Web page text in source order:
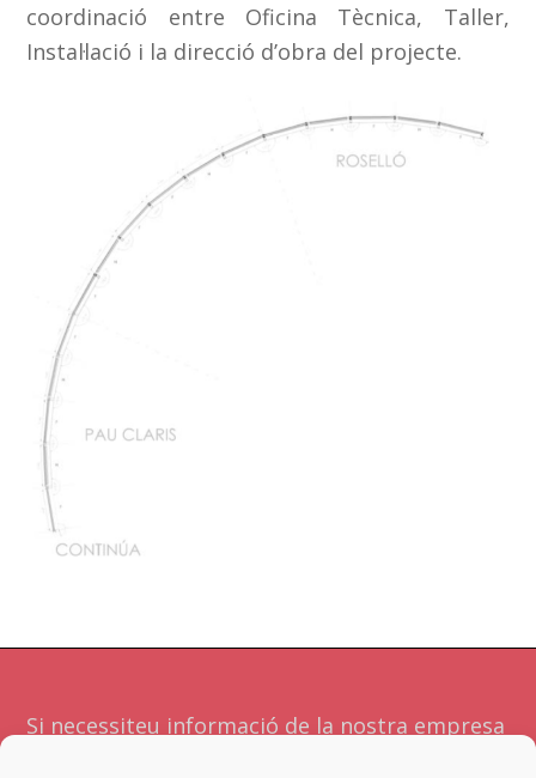
coordinació entre Oficina Tècnica, Taller,
Instal·lació i la direcció d’obra del projecte.
Si necessiteu informació de la nostra empresa